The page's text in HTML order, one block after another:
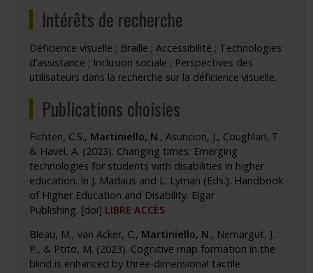
Intérêts de recherche
Déficience visuelle ; Braille ; Accessibilité ; Technologies
d’assistance ; Inclusion sociale ; Perspectives des
utilisateurs dans la recherche sur la déficience visuelle.
Publications choisies
Fichten, C.S., Martiniello, N., Asuncion, J., Coughlan, T.
& Havel, A. (2023). Changing times: Emerging
technologies for students with disabilities in higher
education. In J. Madaus and L. Lyman (Eds.). Handbook
of Higher Education and Disability. Elgar
Publishing. [doi] LIBRE ACCÈS
Bleau, M., van Acker, C., Martiniello, N., Nemargut, J.
P., & Ptito, M. (2023). Cognitive map formation in the
blind is enhanced by three-dimensional tactile